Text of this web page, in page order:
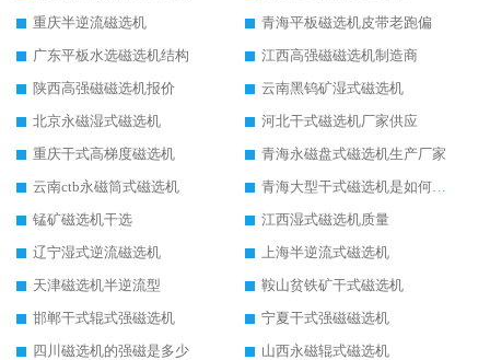
重庆半逆流磁选机
青海平板磁选机皮带老跑偏
广东平板水选磁选机结构
江西高强磁磁选机制造商
陕西高强磁磁选机报价
云南黑钨矿湿式磁选机
北京永磁湿式磁选机
河北干式磁选机厂家供应
重庆干式高梯度磁选机
青海永磁盘式磁选机生产厂家
云南ctb永磁筒式磁选机
青海大型干式磁选机是如何选矿的
锰矿磁选机干选
江西湿式磁选机质量
辽宁湿式逆流磁选机
上海半逆流式磁选机
天津磁选机半逆流型
鞍山贫铁矿干式磁选机
邯郸干式辊式强磁选机
宁夏干式强磁磁选机
四川磁选机的强磁是多少
山西永磁辊式磁选机